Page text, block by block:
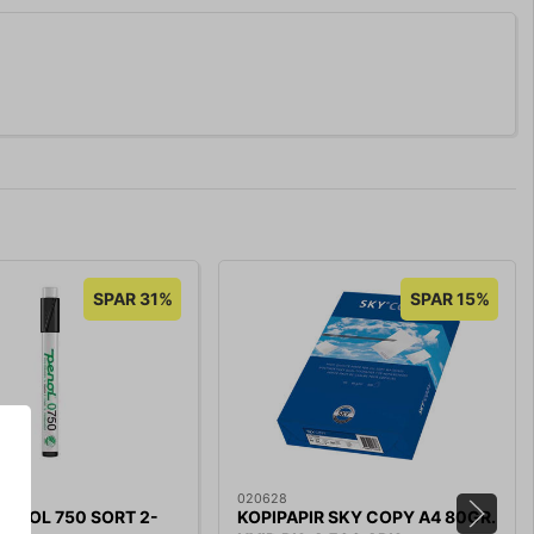
SPAR 31%
750 SORT 2-
SPAR 15%
020628
KOPIPAPIR SKY COPY A4 80GR.